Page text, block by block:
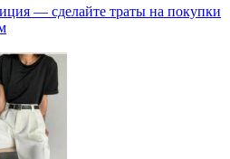
— сделайте траты на покупки